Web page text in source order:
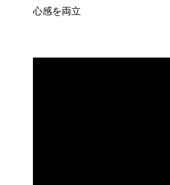
心感を両立